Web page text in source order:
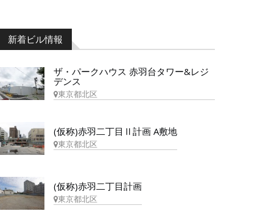
新着ビル情報
ザ・パークハウス 赤羽台タワー&レジ
デンス
東京都北区
(仮称)赤羽二丁目Ⅱ計画 A敷地
東京都北区
(仮称)赤羽二丁目計画
東京都北区